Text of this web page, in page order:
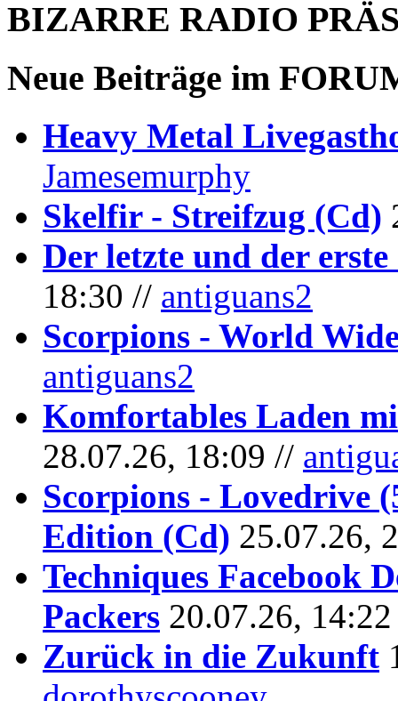
BIZARRE RADIO
Neue Beiträge im
Heavy Metal
Jamesemurphy
Skelfir - Streifzug (Cd)
Der letzte und der erste
18:30 // antiguans2
Scorpions - World
antiguans2
Komfortables Laden
28.07.26, 18:09 //
Scorpions - Lovedrive
Edition (Cd) 25.07.26,
Techniques Facebook
Packers 20.07.26,
Zurück in die Zukunft